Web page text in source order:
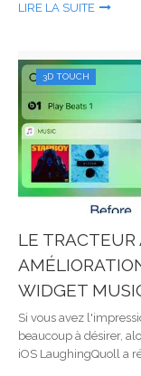
LIRE LA SUITE
3D TOUCH
LE TRACTEUR
WIDGET
Si vous avez
beaucoup à désirer,
iOS LaughingQuoll a